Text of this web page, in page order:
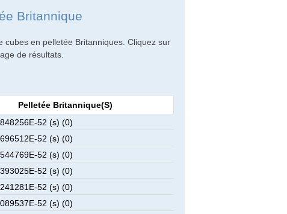
Britannique
en pelletée Britanniques. Cliquez sur
de résultats.
Pelletée Britannique(s)
52 (s) (0)
52 (s) (0)
52 (s) (0)
52 (s) (0)
52 (s) (0)
52 (s) (0)